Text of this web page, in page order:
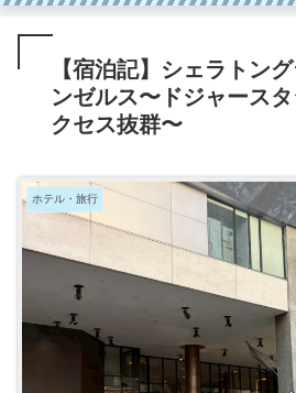
【宿泊記】シェラトン
ンゼルス〜ドジャース
クセス抜群〜
ホテル・旅行